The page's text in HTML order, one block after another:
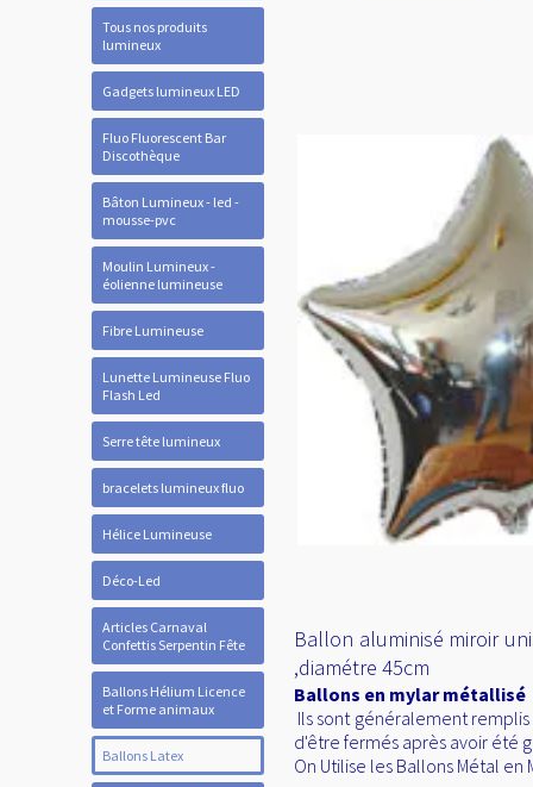
Tous nos produits
lumineux
Gadgets lumineux LED
Fluo Fluorescent Bar
Discothèque
Bâton Lumineux - led -
mousse-pvc
Moulin Lumineux -
éolienne lumineuse
Fibre Lumineuse
Lunette Lumineuse Fluo
Flash Led
Serre tête lumineux
bracelets lumineux fluo
Hélice Lumineuse
Déco-Led
Articles Carnaval
Confettis Serpentin Fête
Ballons Hélium Licence
et Forme animaux
Ballons Latex
Ballon aluminisé miroir
,diamétre 45cm
Ballons en mylar métallisé
Ils sont généralement
d'être fermés après avoir été
On Utilise les Ballons Métal